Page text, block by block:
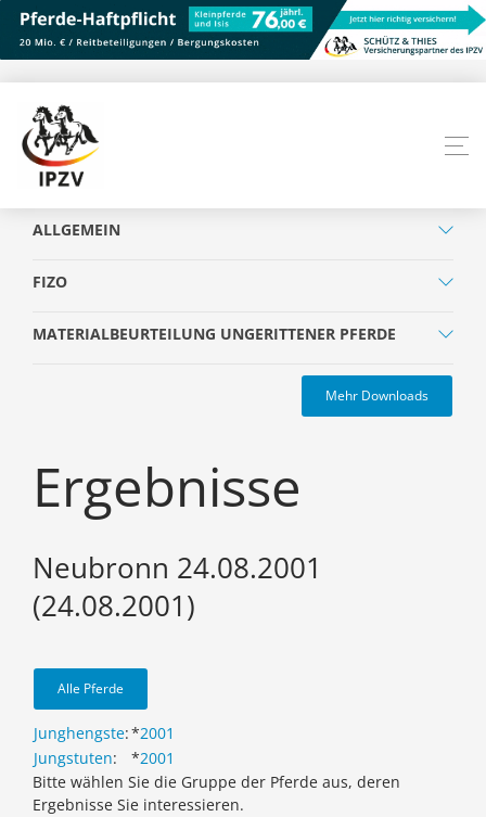
ALLGEMEIN
FIZO
MATERIALBEURTEILUNG UNGERITTENER PFERDE
Mehr Downloads
Ergebnisse
Neubronn 24.08.2001
(24.08.2001)
Alle Pferde
Junghengste:*2001
Jungstuten: *2001
Bitte wählen Sie die Gruppe der Pferde aus, deren
Ergebnisse Sie interessieren.